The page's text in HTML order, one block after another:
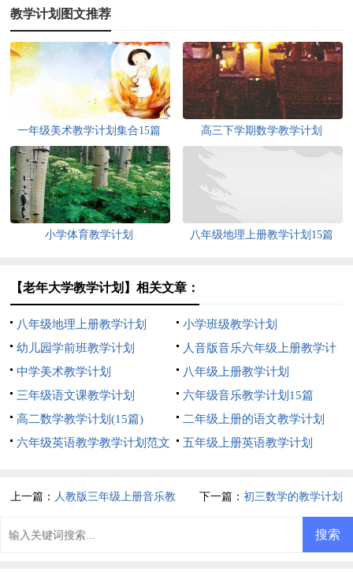
教学计划图文推荐
一年级美术教学计划集合15篇 高三下学期数学教学计划
小学体育教学计划 八年级地理上册教学计划15篇
【老年大学教学计划】相关文章：
八年级地理上册教学计划
小学班级教学计划
幼儿园学前班教学计划
人音版音乐六年级上册教学计
划
中学美术教学计划
八年级上册教学计划
三年级语文课教学计划
六年级音乐教学计划15篇
高二数学教学计划(15篇)
二年级上册的语文教学计划
六年级英语教学教学计划范文
五年级上册英语教学计划
上一篇： 人教版三年级上册音乐教 下一篇： 初三数学的教学计划